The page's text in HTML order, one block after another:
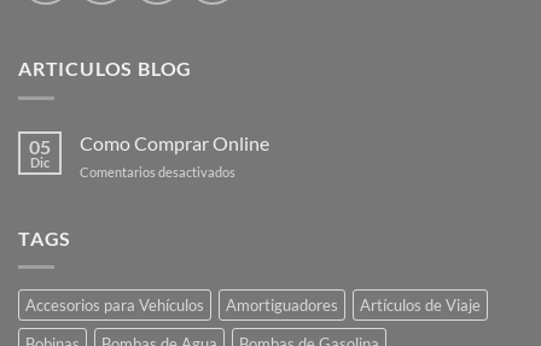
ARTICULOS BLOG
05
Dic
Como Comprar Online
Comentarios desactivados
TAGS
Accesorios para Vehículos Amortiguadores
Artículos de Viaje